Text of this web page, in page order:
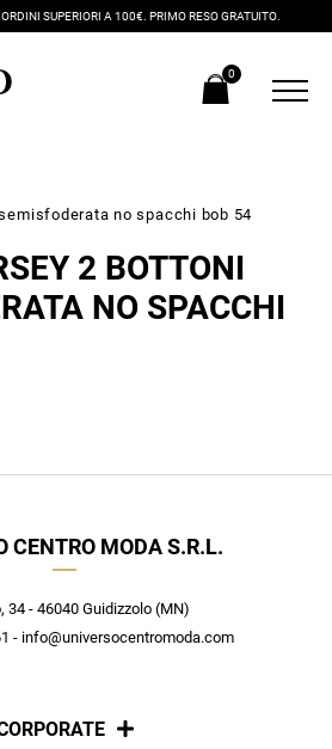
SUPERIORI A 100€. PRIMO RESO GRATUITO.
0
no spacchi bob 54
2 BOTTONI
NO SPACCHI
CENTRO MODA S.R.L.
34 - 46040 Guidizzolo (MN)
- info@universocentromoda.com
consigli dei nostri personal shopper e
le offerte in esclusiva a te riservate.